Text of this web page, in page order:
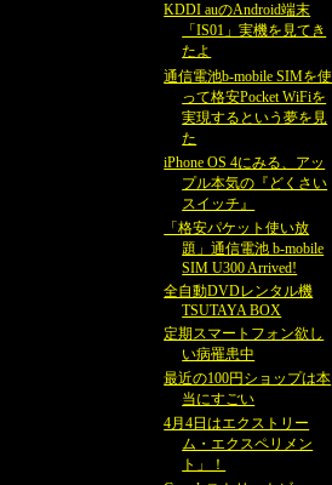
KDDI auのAndroid端末
「IS01」実機を見てき
たよ
通信電池b-mobile SIMを使
って格安Pocket WiFiを
実現するという夢を見
た
iPhone OS 4にみる、アッ
プル本気の『どくさい
スイッチ』
「格安パケット使い放
題」通信電池 b-mobile
SIM U300 Arrived!
全自動DVDレンタル機
TSUTAYA BOX
定期スマートフォン欲し
い病罹患中
最近の100円ショップは本
当にすごい
4月4日はエクストリー
ム・エクスペリメン
ト」！